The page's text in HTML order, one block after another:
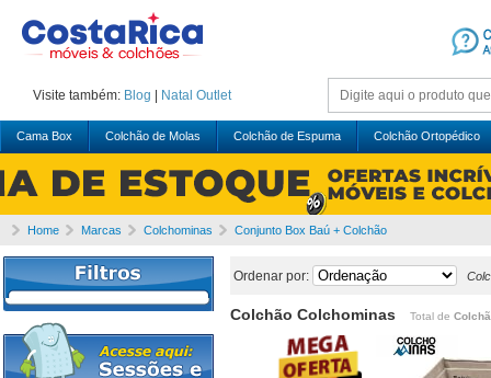
Visite também: Blog Natal Outlet
Cama Box Colchão de Molas Colchão de Espuma Colchão Ortopédico
Home Marcas Colchominas Conjunto Box Baú + Colchão
Ordenar por:
Colchão Colchominas Total de